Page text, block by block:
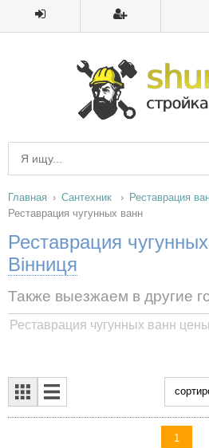
Главная Сантехник
Реставрация
Реставрация чугунных ванн
Реставрация
Вінниця
Также выезжаем в другие
Реставрация чугунных ванн
1